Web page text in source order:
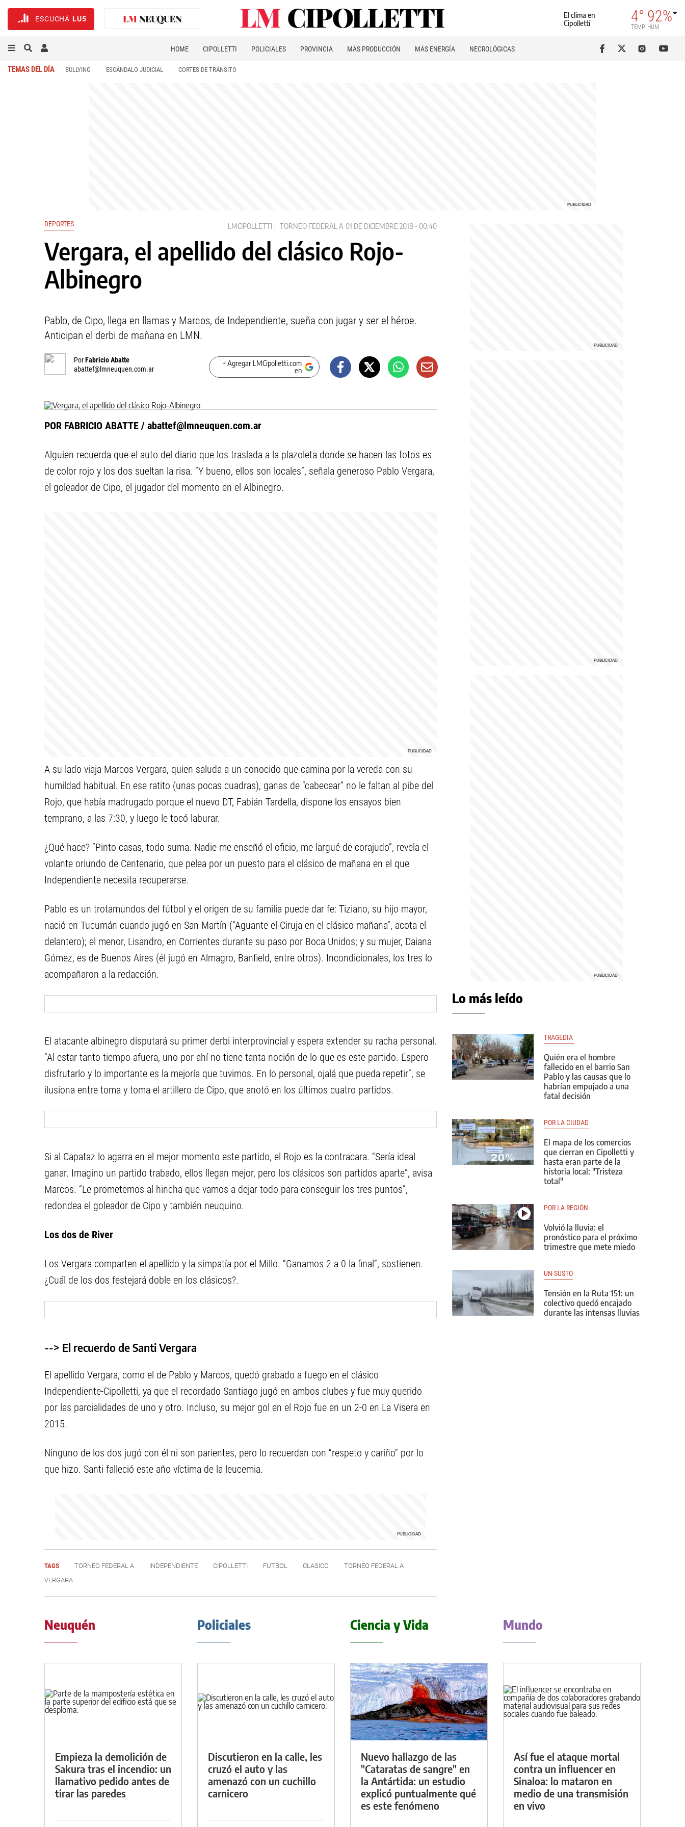
ESCUCHÁ LU5
El clima en
Cipolletti
4°
TEMP
92%
HUM
HOME CIPOLLETTI POLICIALES PROVINCIA MÁS PRODUCCIÓN MÁS ENERGÍA NECROLÓGICAS
TEMAS DEL DÍA BULLYING ESCÁNDALO JUDICIAL CORTES DE TRÁNSITO
DEPORTES LMCIPOLLETTI TORNEO FEDERAL A 01 DE DICIEMBRE 2018 - 00:40
Vergara, el apellido del clásico Rojo-
Albinegro
Pablo, de Cipo, llega en llamas y Marcos, de Independiente, sueña con jugar y ser el héroe.
Anticipan el derbi de mañana en LMN.
PorFabricio Abatte
abattef@lmneuquen.com.ar
+ Agregar LMCipolletti.com
en
POR FABRICIO ABATTE / abattef@lmneuquen.com.ar
Alguien recuerda que el auto del diario que los traslada a la plazoleta donde se hacen las fotos es
de color rojo y los dos sueltan la risa. “Y bueno, ellos son locales”, señala generoso Pablo Vergara,
el goleador de Cipo, el jugador del momento en el Albinegro.
A su lado viaja Marcos Vergara, quien saluda a un conocido que camina por la vereda con su
humildad habitual. En ese ratito (unas pocas cuadras), ganas de “cabecear” no le faltan al pibe del
Rojo, que había madrugado porque el nuevo DT, Fabián Tardella, dispone los ensayos bien
temprano, a las 7:30, y luego le tocó laburar.
¿Qué hace? “Pinto casas, todo suma. Nadie me enseñó el oficio, me largué de corajudo”, revela el
volante oriundo de Centenario, que pelea por un puesto para el clásico de mañana en el que
Independiente necesita recuperarse.
Pablo es un trotamundos del fútbol y el origen de su familia puede dar fe: Tiziano, su hijo mayor,
nació en Tucumán cuando jugó en San Martín (“Aguante el Ciruja en el clásico mañana”, acota el
delantero); el menor, Lisandro, en Corrientes durante su paso por Boca Unidos; y su mujer, Daiana
Gómez, es de Buenos Aires (él jugó en Almagro, Banfield, entre otros). Incondicionales, los tres lo
acompañaron a la redacción.
El atacante albinegro disputará su primer derbi interprovincial y espera extender su racha personal.
“Al estar tanto tiempo afuera, uno por ahí no tiene tanta noción de lo que es este partido. Espero
disfrutarlo y lo importante es la mejoría que tuvimos. En lo personal, ojalá que pueda repetir”, se
ilusiona entre toma y toma el artillero de Cipo, que anotó en los últimos cuatro partidos.
Si al Capataz lo agarra en el mejor momento este partido, el Rojo es la contracara. “Sería ideal
ganar. Imagino un partido trabado, ellos llegan mejor, pero los clásicos son partidos aparte”, avisa
Marcos. “Le prometemos al hincha que vamos a dejar todo para conseguir los tres puntos”,
redondea el goleador de Cipo y también neuquino.
Los dos de River
Los Vergara comparten el apellido y la simpatía por el Millo. “Ganamos 2 a 0 la final”, sostienen.
¿Cuál de los dos festejará doble en los clásicos?.
--> El recuerdo de Santi Vergara
El apellido Vergara, como el de Pablo y Marcos, quedó grabado a fuego en el clásico
Independiente-Cipolletti, ya que el recordado Santiago jugó en ambos clubes y fue muy querido
por las parcialidades de uno y otro. Incluso, su mejor gol en el Rojo fue en un 2-0 en La Visera en
2015.
Ninguno de los dos jugó con él ni son parientes, pero lo recuerdan con “respeto y cariño” por lo
que hizo. Santi falleció este año víctima de la leucemia.
TAGS TORNEO FEDERAL A INDEPENDIENTE CIPOLLETTI FUTBOL CLASICO
TORNEO FEDERAL A
VERGARA
Lo más leído
TRAGEDIA
Quién era el hombre
fallecido en el barrio San
Pablo y las causas que lo
habrían empujado a una
fatal decisión
POR LA CIUDAD
El mapa de los comercios
que cierran en Cipolletti y
hasta eran parte de la
historia local: "Tristeza
total"
POR LA REGIÓN
Volvió la lluvia: el
pronóstico para el próximo
trimestre que mete miedo
UN SUSTO
Tensión en la Ruta 151: un
colectivo quedó encajado
durante las intensas lluvias
Neuquén
Empieza la demolición de
Sakura tras el incendio: un
llamativo pedido antes de
tirar las paredes
Policiales
Discutieron en la calle, les
cruzó el auto y las
amenazó con un cuchillo
carnicero
Ciencia y Vida
Nuevo hallazgo de las
"Cataratas de sangre" en
la Antártida: un estudio
explicó puntualmente qué
es este fenómeno
Mundo
Así fue el ataque mortal
contra un influencer en
Sinaloa: lo mataron en
medio de una transmisión
en vivo